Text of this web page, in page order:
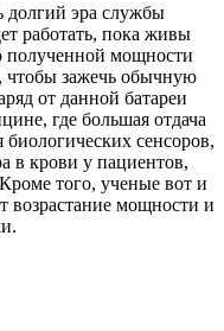
долгий эра службы
работать, пока живы
полученной мощности
чтобы зажечь обычную
от данной батареи
где большая отдача
биологических сенсоров,
в крови у пациентов,
того, ученые вот и
возрастание мощности и